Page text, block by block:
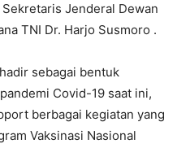
Jenderal Dewan
TNI Dr. Harjo Susmoro .
sebagai bentuk
Covid-19 saat ini,
berbagai kegiatan yang
Vaksinasi Nasional